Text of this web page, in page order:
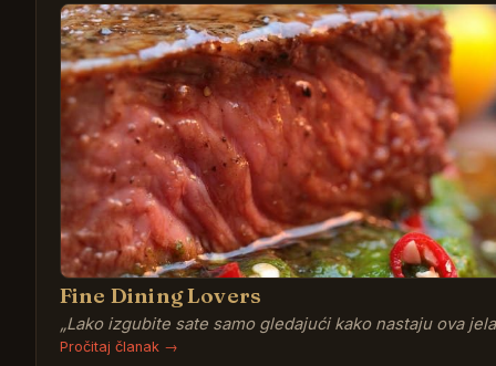
Fine Dining Lovers
„Lako izgubite sate samo gledajući kako nastaju ova
Pročitaj članak →